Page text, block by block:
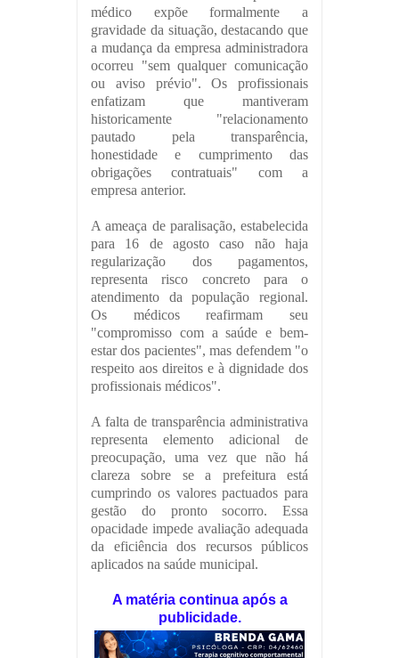
médico expõe formalmente a
gravidade da situação, destacando que
a mudança da empresa administradora
ocorreu "sem qualquer comunicação
ou aviso prévio". Os profissionais
enfatizam que mantiveram
historicamente "relacionamento
pautado pela transparência,
honestidade e cumprimento das
obrigações contratuais" com a
empresa anterior.
A ameaça de paralisação, estabelecida
para 16 de agosto caso não haja
regularização dos pagamentos,
representa risco concreto para o
atendimento da população regional.
Os médicos reafirmam seu
"compromisso com a saúde e bem-
estar dos pacientes", mas defendem "o
respeito aos direitos e à dignidade dos
profissionais médicos".
A falta de transparência administrativa
representa elemento adicional de
preocupação, uma vez que não há
clareza sobre se a prefeitura está
cumprindo os valores pactuados para
gestão do pronto socorro. Essa
opacidade impede avaliação adequada
da eficiência dos recursos públicos
aplicados na saúde municipal.
A matéria continua após a
publicidade.